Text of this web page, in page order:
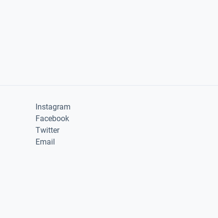
Instagram
Facebook
Twitter
Email